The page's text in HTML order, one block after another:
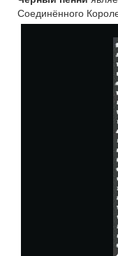
Соединённого